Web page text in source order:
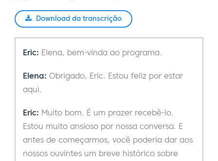
Download da transcrição
Eric: Elena, bem-vinda ao programa.
Elena: Obrigado, Eric. Estou feliz por estar
aqui.
Eric: Muito bom. É um prazer recebê-lo.
Estou muito ansioso por nossa conversa. E
antes de começarmos, você poderia dar aos
nossos ouvintes um breve histórico sobre